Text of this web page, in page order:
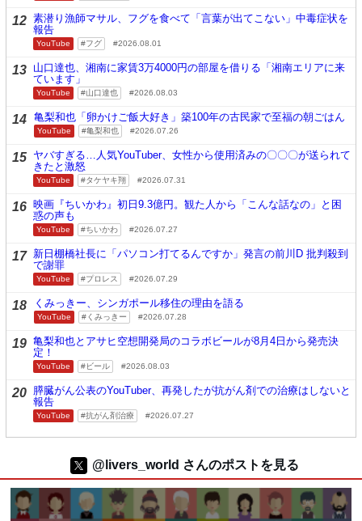
12 素潜り漁師マサル、フグを食べて「言葉が出てこない」中毒症状を
報告
YouTube フグ 2026.08.01
13 山口達也、湘南に家賃3万4000円の部屋を借りる「湘南エリアに来
ています」
YouTube 山口達也 2026.08.03
14 亀梨和也「卵かけご飯大好き」築100年の古民家で至福の朝ごはん
YouTube 亀梨和也 2026.07.26
15 ヤバすぎる…人気YouTuber、女性から使用済みの〇〇〇が送られて
きたと激怒
YouTube タケヤキ翔 2026.07.31
16 映画『ちいかわ』初日9.3億円。観た人から「こんな話なの」と困
惑の声も
YouTube ちいかわ 2026.07.27
17 新日棚橋社長に「パソコン打てるんですか」発言の前川D 批判殺到
で謝罪
YouTube プロレス 2026.07.29
18 くみっきー、シンガポール移住の理由を語る
YouTube くみっきー 2026.07.28
19 亀梨和也とアサヒ空想開発局のコラボビールが8月4日から発売決
定！
YouTube ビール 2026.08.03
20 膵臓がん公表のYouTuber、再発したが抗がん剤での治療はしないと
報告
YouTube 抗がん剤治療 2026.07.27
@livers_world さんのポストを見る